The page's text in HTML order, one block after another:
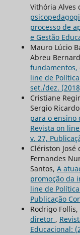
Vithória Alves
processo de
e Gestão
Mauro Lúcio
Abreu
fundamentos,
line de
set./dez.
Cristiane
Sergio
para o ensino
Revista on
v. 27,
Clériston José
Fernandes
Santos, A
promoção da
line de
Publicação
Rodrigo
diretor ,
Educacional: